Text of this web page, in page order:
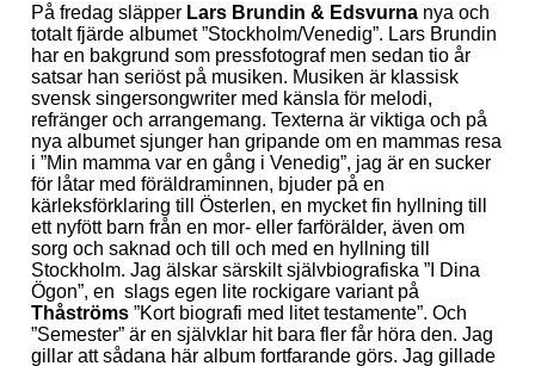
På fredag släpper Lars Brundin & Edsvurnanya och
totalt fjärde albumet ”Stockholm/Venedig”. Lars Brundin
har en bakgrund som pressfotograf men sedan tio år
satsar han seriöst på musiken. Musiken är klassisk
svensk singersongwriter med känsla för melodi,
refränger och arrangemang. Texterna är viktiga och på
nya albumet sjunger han gripande om en mammas resa
i ”Min mamma var en gång i Venedig”, jag är en sucker
för låtar med föräldraminnen, bjuder på en
kärleksförklaring till Österlen, en mycket fin hyllning till
ett nyfött barn från en mor- eller farförälder, även om
sorg och saknad och till och med en hyllning till
Stockholm. Jag älskar särskilt självbiografiska ”I Dina
Ögon”, en slags egen lite rockigare variant på
Thåströms”Kort biografi med litet testamente”. Och
”Semester” är en självklar hit bara fler får höra den. Jag
gillar att sådana här album fortfarande görs. Jag gillade